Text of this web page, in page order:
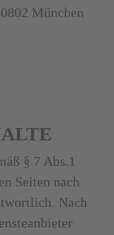
München
§ 7 Abs.1
Seiten nach
Nach